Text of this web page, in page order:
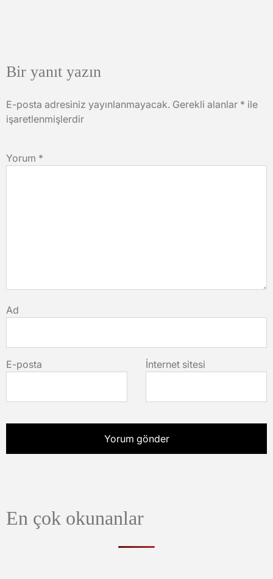
Bir yanıt yazın
E-posta adresiniz yayınlanmayacak. Gerekli alanlar * ile
işaretlenmişlerdir
Yorum *
Ad
E-posta İnternet sitesi
En çok okunanlar